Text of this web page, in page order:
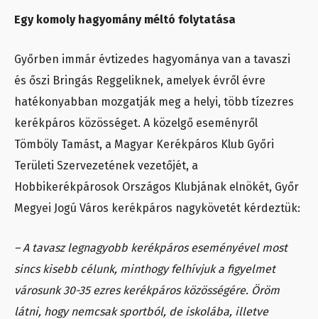
Egy komoly hagyomány méltó folytatása
Győrben immár évtizedes hagyománya van a tavaszi
és őszi Bringás Reggeliknek, amelyek évről évre
hatékonyabban mozgatják meg a helyi, több tízezres
kerékpáros közösséget. A közelgő eseményről
Tömböly Tamást, a Magyar Kerékpáros Klub Győri
Területi Szervezetének vezetőjét, a
Hobbikerékpárosok Országos Klubjának elnökét, Győr
Megyei Jogú Város kerékpáros nagykövetét kérdeztük:
– A tavasz legnagyobb kerékpáros eseményével most
sincs kisebb célunk, minthogy felhívjuk a figyelmet
városunk 30-35 ezres kerékpáros közösségére. Öröm
látni, hogy nemcsak sportból, de iskolába, illetve